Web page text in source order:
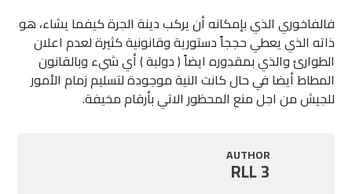
فالفاخوري الذي بإمكانه أن يركب دينة الجرة كيفما يشاء، هو
ذاته الذي يعطي حججاً دستورية وقانونية كثيرة لعدم اعلان
الطوارئ والذي بمقدوره ايضاً ( دولبة ) أي شيء وبالقانون
المطاط أيضا في حال كانت النية موجودة لتسليم زمام الأمور
للجيش من اجل منع المحظور الاتي بأرقام مخيفة.
AUTHOR
RLL 3